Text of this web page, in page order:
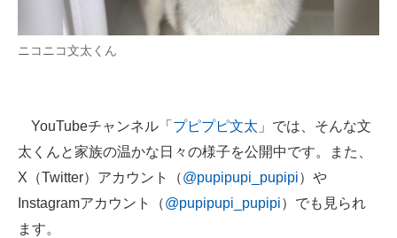
ニコニコ文太くん
YouTubeチャンネル「 プピプピ文太 」では、そんな文
太くんと家族の温かな日々の様子を公開中です。また、
X（Twitter）アカウント（@pupipupi_pupipi）や
Instagramアカウント（@pupipupi_pupipi）でも見られ
ます。